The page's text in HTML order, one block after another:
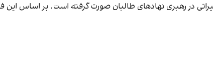
در رهبری نهادهای طالبان صورت گرفته است. بر اساس این